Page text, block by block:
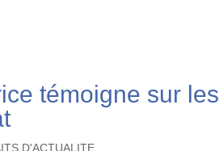
témoigne sur les
D'ACTUALITE